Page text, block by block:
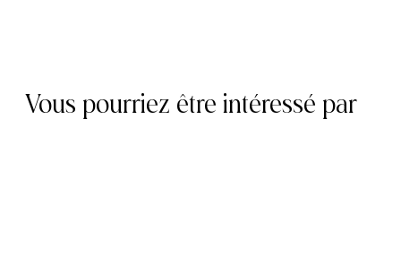
Vous pourriez être intéressé par